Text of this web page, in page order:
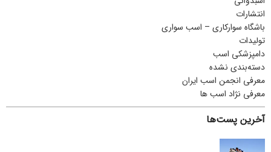
انتشارات
باشگاه سوارکاری – اسب سواری
تولیدات
دامپزشکی اسب
دسته‌بندی نشده
معرفی انجمن اسب ایران
معرفی نژاد اسب ها
آخرین پست‌ها